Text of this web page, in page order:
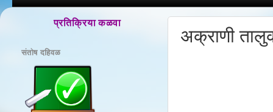
अक्राणी
प्रतिक्रिया कळवा
संतोष दहिवळ